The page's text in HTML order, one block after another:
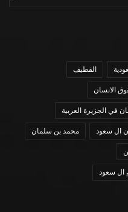
القطيف
الانسان
في الجزيرة العربية
ال سعود محمد بن سلمان
ال سعود